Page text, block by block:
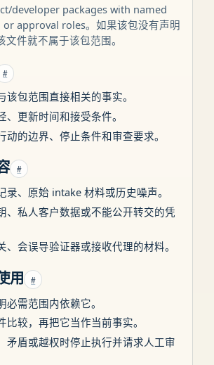
developer packages with named
approval roles。如果该包没有声明
件就不属于该包范围。
#
该包范围直接相关的事实。
、更新时间和接受条件。
动的边界、停止条件和审查要求。
#
录、原始 intake 材料或历史噪声。
、私人客户数据或不能公开转交的凭
、会误导验证器或接收代理的材料。
用 #
必需范围内依赖它。
比较，再把它当作当前事实。
矛盾或越权时停止执行并请求人工审